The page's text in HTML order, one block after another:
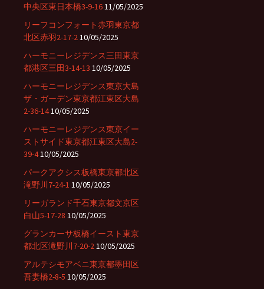
中央区東日本橋3-9-1611/05/2025
リーフコンフォート赤羽東京都
北区赤羽2-17-210/05/2025
ハーモニーレジデンス三田東京
都港区三田3-14-13 10/05/2025
ハーモニーレジデンス東京大島
ザ・ガーデン東京都江東区大島
2-36-1410/05/2025
ハーモニーレジデンス東京イー
ストサイド東京都江東区大島2-
39-410/05/2025
パークアクシス板橋東京都北区
滝野川7-24-1 10/05/2025
リーガランド千石東京都文京区
白山5-17-28 10/05/2025
グランカーサ板橋イースト東京
都北区滝野川7-20-210/05/2025
アルテシモアベニ東京都墨田区
吾妻橋2-8-5 10/05/2025